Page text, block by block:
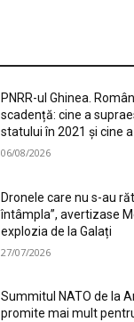
PNRR-ul Ghinea.
scadență: cine a
statului în 2021 și cine
06/08/2026
Dronele care nu s-au
întâmpla”, avertizase
explozia de la Galați
27/07/2026
Summitul NATO de la
promite mai mult